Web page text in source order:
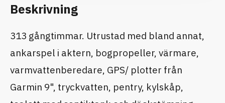
Beskrivning
313 gångtimmar. Utrustad med bland annat,
ankarspel i aktern, bogpropeller, värmare,
varmvattenberedare, GPS/ plotter från
Garmin 9", tryckvatten, pentry, kylskåp,